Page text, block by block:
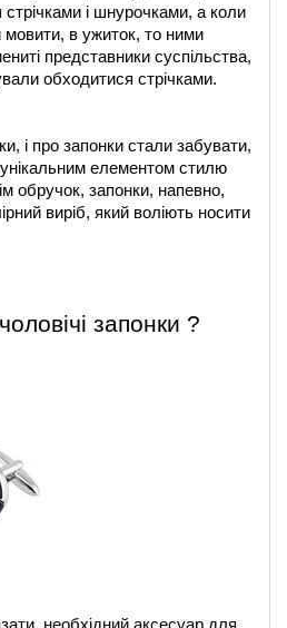
стрічками і шнурочками, а коли
мовити, в ужиток, то ними
представники суспільства,
обходитися стрічками.
і про запонки стали забувати,
елементом стилю
обручок, запонки, напевно,
виріб, який воліють носити
чоловічі запонки ?
необхідний аксесуар для